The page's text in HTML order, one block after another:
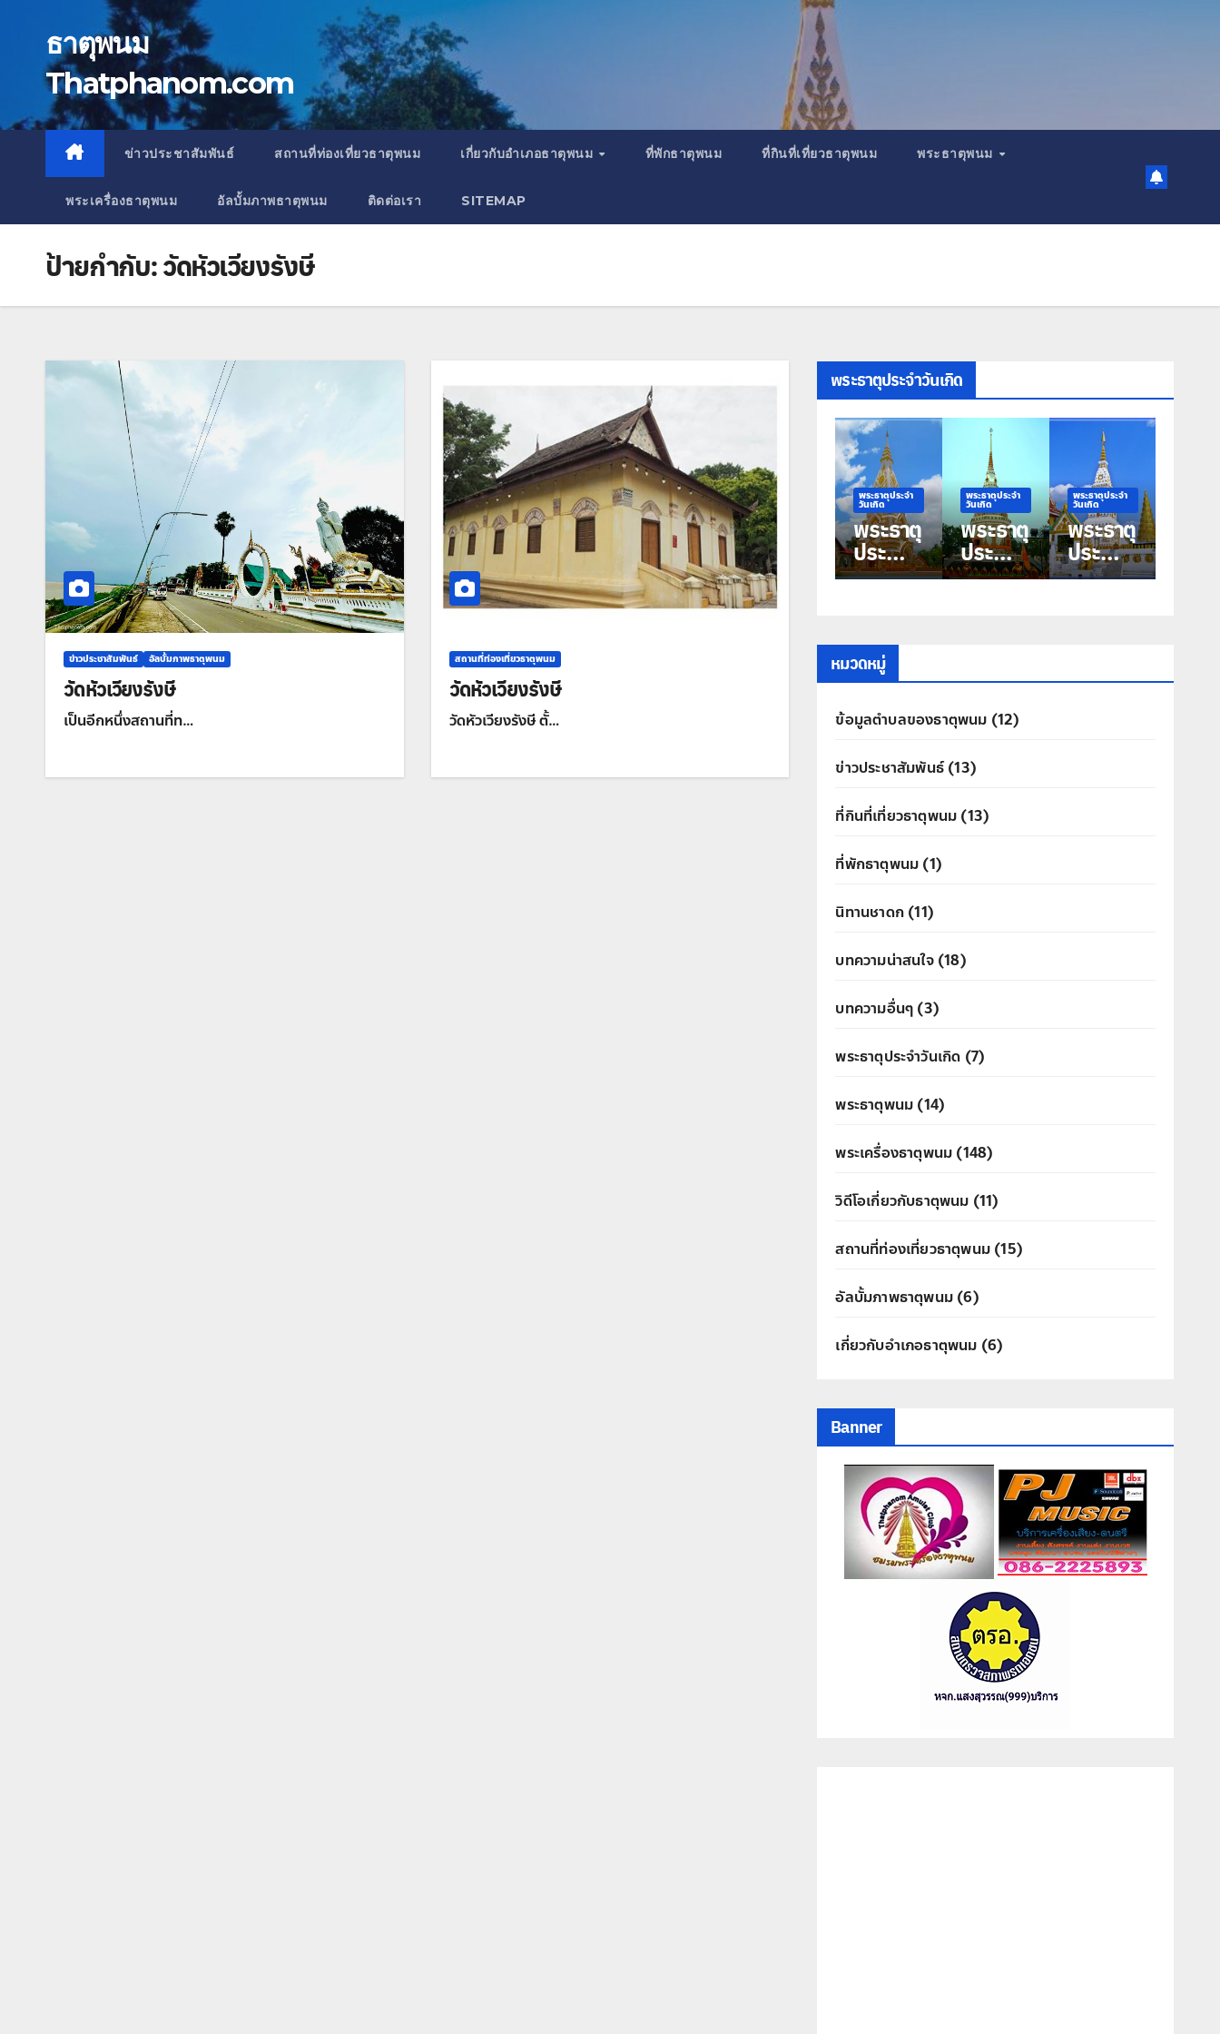
contentธาตุพนม
Thatphanom.com
ข่าวประชาสัมพันธ์ สถานที่ท่องเที่ยวธาตุพนม เกี่ยวกับอำเภอธาตุพนม ที่พักธาตุพนม ที่กินที่เที่ยวธาตุพนม พระธาตุพนม
พระเครื่องธาตุพนม อัลบั้มภาพธาตุพนม ติดต่อเรา SITEMAP
ป้ายกำกับ:วัดหัวเวียงรังษี
ข่าวประชาสัมพันธ์ อัลบั้มภาพธาตุพนม
วัดหัวเวียงรังษี
เป็นอีกหนึ่งสถานที่ท…
สถานที่ท่องเที่ยวธาตุพนม
วัดหัวเวียงรังษี
วัดหัวเวียงรังษี ตั้…
พระธาตุประจำวันเกิด
พระธาตุประจำ
วันเกิด
พระธาตุ
ประจำ
วันเกิด
วันเสาร์
พระธาตุ
พระธาตุประจำ
วันเกิด
พระธาตุ
ประจำ
วันเกิด
วันศุกร์
พระธาตุ
พระธาตุประจำ
วันเกิด
พระธาตุ
ประจำ
วันเกิด
ดี พระ
ธาตุ
ประสิทธิ์
พระธาตุประจำ
วันเกิด
พระธาตุ
ประจำ
วันเกิด
พระธาตุประจำ
วันเกิด
พระธาตุ
ประจำ
วันเกิด
หมวดหมู่
ข้อมูลตำบลของธาตุพนม (12)
ข่าวประชาสัมพันธ์(13)
ที่กินที่เที่ยวธาตุพนม (13)
ที่พักธาตุพนม (1)
นิทานชาดก(11)
บทความน่าสนใจ(18)
บทความอื่นๆ (3)
พระธาตุประจำวันเกิด (7)
พระธาตุพนม (14)
พระเครื่องธาตุพนม (148)
วิดีโอเกี่ยวกับธาตุพนม (11)
สถานที่ท่องเที่ยวธาตุพนม(15)
อัลบั้มภาพธาตุพนม(6)
เกี่ยวกับอำเภอธาตุพนม (6)
Banner